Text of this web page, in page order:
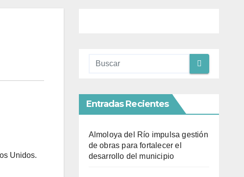
Unidos.
Entradas Recientes
Almoloya del Río impulsa gestión
de obras para fortalecer el
desarrollo del municipio